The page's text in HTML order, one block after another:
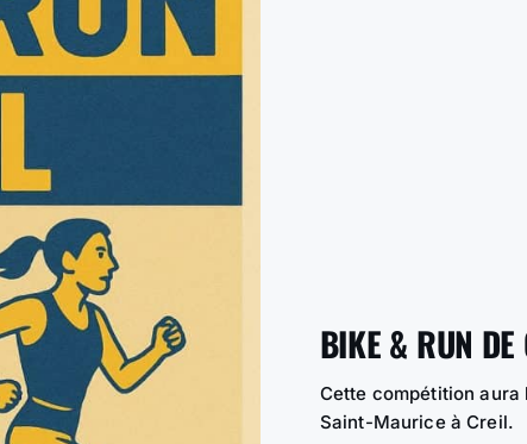
BIKE & RUN
Cette compétition
Saint-Maurice à Creil.